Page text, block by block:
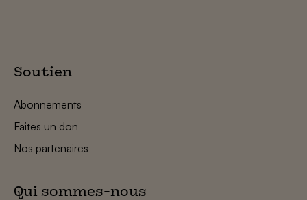
Soutien
Abonnements
Faites un don
Nos partenaires
Qui sommes-nous